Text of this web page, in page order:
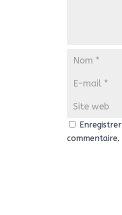
commentaire.